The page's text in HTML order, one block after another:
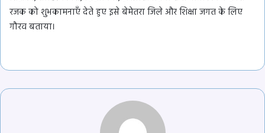
रजक को शुभकामनाएँ देते हुए इसे बेमेतरा जिले और शिक्षा जगत के लिए
गौरव बताया।